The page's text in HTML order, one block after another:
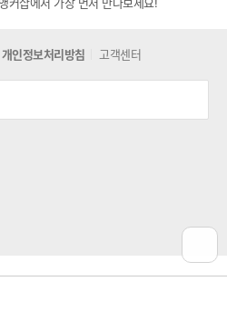
개인정보처리방침 고객센터